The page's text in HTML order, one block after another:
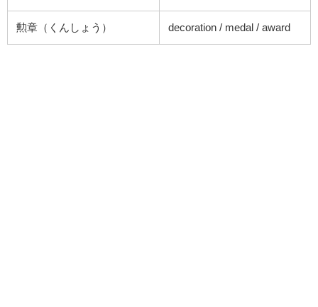
勲章（くんしょう） decoration / medal / award